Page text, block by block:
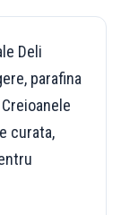
Deli
parafina
curata,